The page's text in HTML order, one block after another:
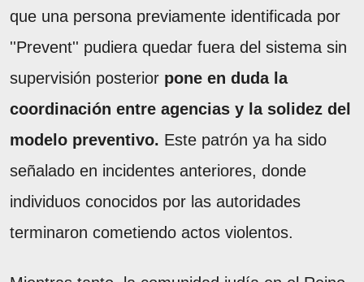
que una persona previamente identificada por
''Prevent'' pudiera quedar fuera del sistema sin
supervisión posterior pone en duda la
coordinación entre agencias y la solidez del
modelo preventivo. Este patrón ya ha sido
señalado en incidentes anteriores, donde
individuos conocidos por las autoridades
terminaron cometiendo actos violentos.